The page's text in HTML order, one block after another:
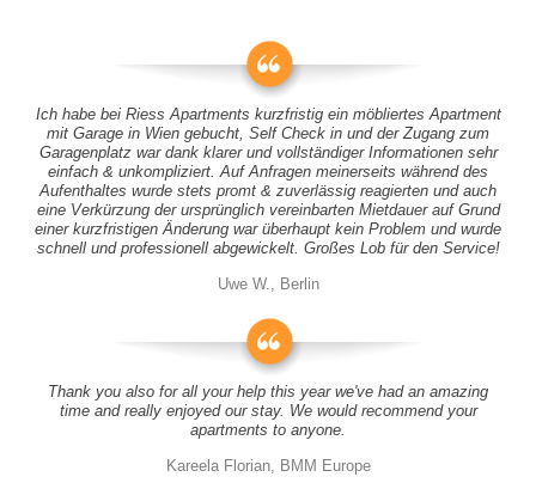
Ich habe bei Riess Apartments kurzfristig ein möbliertes Apartment
mit Garage in Wien gebucht, Self Check in und der Zugang zum
Garagenplatz war dank klarer und vollständiger Informationen sehr
einfach & unkompliziert. Auf Anfragen meinerseits während des
Aufenthaltes wurde stets promt & zuverlässig reagierten und auch
eine Verkürzung der ursprünglich vereinbarten Mietdauer auf Grund
einer kurzfristigen Änderung war überhaupt kein Problem und wurde
schnell und professionell abgewickelt. Großes Lob für den Service!
Uwe W., Berlin
Thank you also for all your help this year we've had an amazing
time and really enjoyed our stay. We would recommend your
apartments to anyone.
Kareela Florian, BMM Europe